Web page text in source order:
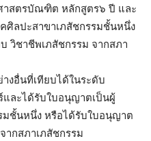
สตรบัณฑิต หลักสูตร๖ ปี และ
ศิลปะสาขาเภสัชกรรมชั้นหนึ่ง
วิชาชีพเภสัชกรรม จากสภา
อื่นที่เทียบได้ในระดับ
และได้รับใบอนุญาตเป็นผู้
มชั้นหนึ่ง หรือได้รับใบอนุญาต
ากสภาเภสัชกรรม